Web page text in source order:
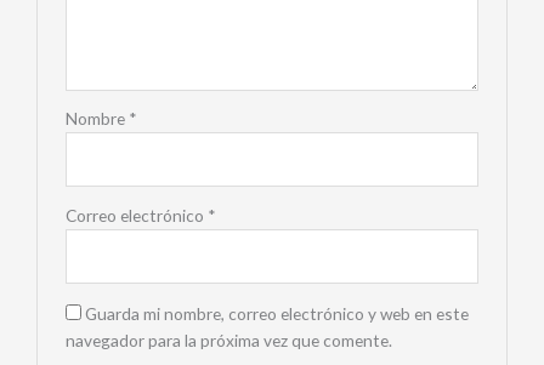
Nombre *
Correo electrónico *
Guarda mi nombre, correo electrónico y web en este
navegador para la próxima vez que comente.